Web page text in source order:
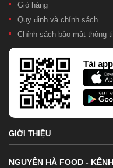
Giỏ hàng
Quy định và chính sách
Chính sách bảo mật thông
Tải
GIỚI THIỆU
NGUYÊN HÀ FOOD -